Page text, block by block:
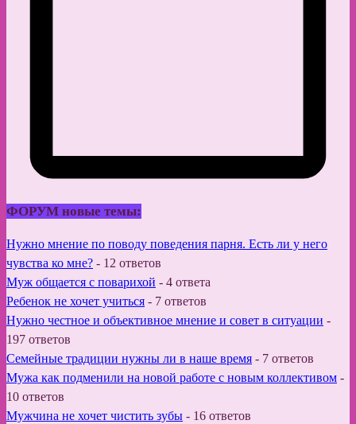
ФОРУМ новые темы:
Нужно мнение по поводу поведения парня. Есть ли у него
чувства ко мне? - 12 ответов
Муж общается с поварихой - 4 ответа
Ребенок не хочет учиться - 7 ответов
Нужно честное и объективное мнение и совет в ситуации -
197 ответов
Семейные традиции нужны ли в наше время - 7 ответов
Мужа как подменили на новой работе с новым коллективом -
10 ответов
Мужчина не хочет чистить зубы - 16 ответов